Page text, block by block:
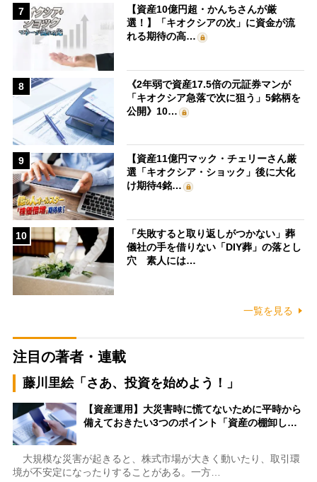
7
【資産10億円超・かんちさんが厳
選！】「キオクシアの次」に資金が流
れる期待の高…
8
《2年弱で資産17.5倍の元証券マンが
「キオクシア急落で次に狙う」5銘柄を
公開》10…
9
【資産11億円マック・チェリーさん厳
選「キオクシア・ショック」後に大化
け期待4銘…
10
「失敗すると取り返しがつかない」葬
儀社の手を借りない「DIY葬」の落とし
穴 素人には…
一覧を見る
注目の著者・連載
藤川里絵「さあ、投資を始めよう！」
【資産運用】大災害時に慌てないために平時から
備えておきたい3つのポイント「資産の棚卸し…
大規模な災害が起きると、株式市場が大きく動いたり、取引環
境が不安定になったりすることがある。一方…